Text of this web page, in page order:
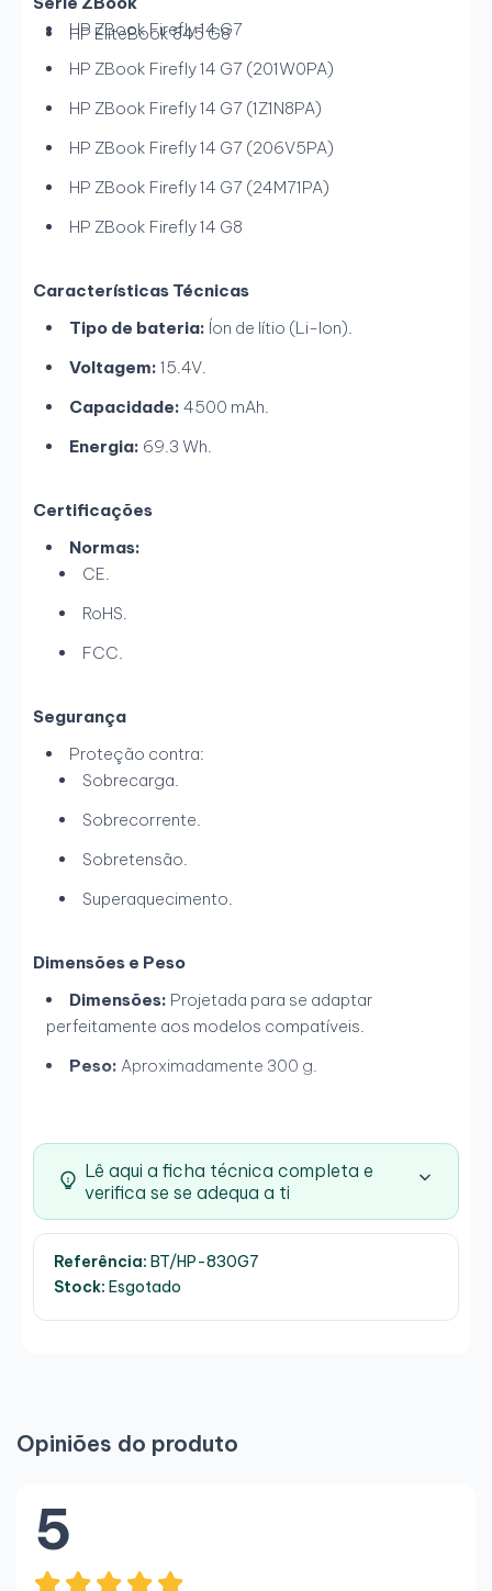
HP EliteBook 845 G8
HP ZBook Firefly 14 G7
HP ZBook Firefly 14 G7 (201W0PA)
HP ZBook Firefly 14 G7 (1Z1N8PA)
HP ZBook Firefly 14 G7 (206V5PA)
HP ZBook Firefly 14 G7 (24M71PA)
HP ZBook Firefly 14 G8
Características Técnicas
Tipo de bateria: Íon de lítio (Li-Ion).
Voltagem: 15.4V.
Capacidade: 4500 mAh.
Energia: 69.3 Wh.
Certificações
Normas:
CE.
RoHS.
FCC.
Segurança
Proteção contra:
Sobrecarga.
Sobrecorrente.
Sobretensão.
Superaquecimento.
Dimensões e Peso
Dimensões: Projetada para se adaptar
perfeitamente aos modelos compatíveis.
Peso: Aproximadamente 300 g.
Lê aqui a ficha técnica completa e
verifica se se adequa a ti
Referência: BT/HP-830G7
Stock: Esgotado
Opiniões do produto
5